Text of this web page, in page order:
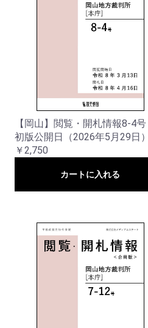
【岡山】閲覧・開札情報8-4号
初版公開日（2026年5月29日）
￥2,750
カートに入れる